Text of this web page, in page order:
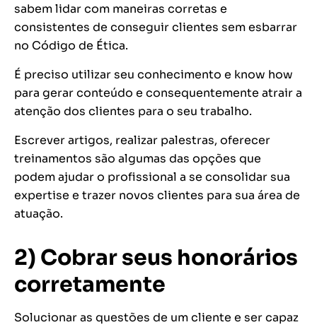
sabem lidar com maneiras corretas e
consistentes de conseguir clientes sem esbarrar
no Código de Ética.
É preciso utilizar seu conhecimento e know how
para gerar conteúdo e consequentemente atrair a
atenção dos clientes para o seu trabalho.
Escrever artigos, realizar palestras, oferecer
treinamentos são algumas das opções que
podem ajudar o profissional a se consolidar sua
expertise e trazer novos clientes para sua área de
atuação.
2) Cobrar seus honorários
corretamente
Solucionar as questões de um cliente e ser capaz